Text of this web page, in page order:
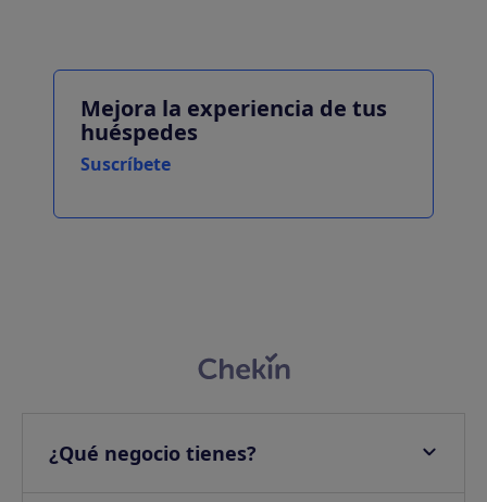
Mejora la experiencia de tus
huéspedes
Suscríbete
¿Qué negocio tienes?